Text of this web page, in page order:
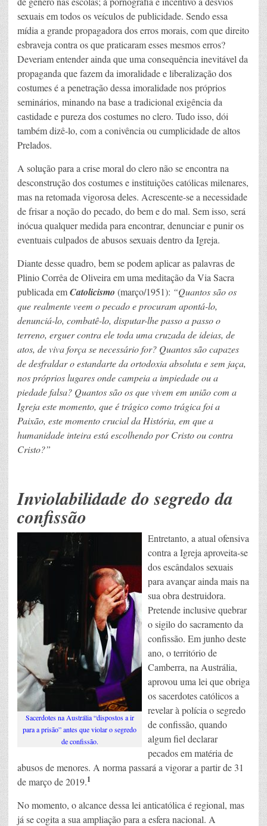
sexuais em todos os veículos de publicidade. Sendo essa
mídia a grande propagadora dos erros morais, com que direito
esbraveja contra os que praticaram esses mesmos erros?
Deveriam entender ainda que uma consequência inevitável da
propaganda que fazem da imoralidade e liberalização dos
costumes é a penetração dessa imoralidade nos próprios
seminários, minando na base a tradicional exigência da
castidade e pureza dos costumes no clero. Tudo isso, dói
também dizê-lo, com a conivência ou cumplicidade de altos
Prelados.
A solução para a crise moral do clero não se encontra na
desconstrução dos costumes e instituições católicas milenares,
mas na retomada vigorosa deles. Acrescente-se a necessidade
de frisar a noção do pecado, do bem e do mal. Sem isso, será
inócua qualquer medida para encontrar, denunciar e punir os
eventuais culpados de abusos sexuais dentro da Igreja.
Diante desse quadro, bem se podem aplicar as palavras de
Plinio Corrêa de Oliveira em uma meditação da Via Sacra
publicada emCatolicismo (março/1951): “Quantos são os
que realmente veem o pecado e procuram apontá-lo,
denunciá-lo, combatê-lo, disputar-lhe passo a passo o
terreno, erguer contra ele toda uma cruzada de ideias, de
atos, de viva força se necessário for? Quantos são capazes
de desfraldar o estandarte da ortodoxia absoluta e sem jaça,
nos próprios lugares onde campeia a impiedade ou a
piedade falsa? Quantos são os que vivem em união com a
Igreja este momento, que é trágico como trágica foi a
Paixão, este momento crucial da História, em que a
humanidade inteira está escolhendo por Cristo ou contra
Cristo?”
Inviolabilidade do segredo da
confissão
Sacerdotes na Austrália “dispostos a ir
para a prisão” antes que violar o segredo
de confissão.
Entretanto, a atual ofensiva
contra a Igreja aproveita-se
dos escândalos sexuais
para avançar ainda mais na
sua obra destruidora.
Pretende inclusive quebrar
o sigilo do sacramento da
confissão. Em junho deste
ano, o território de
Camberra, na Austrália,
aprovou uma lei que obriga
os sacerdotes católicos a
revelar à polícia o segredo
de confissão, quando
algum fiel declarar
pecados em matéria de
abusos de menores. A norma passará a vigorar a partir de 31
de março de 2019.1
No momento, o alcance dessa lei anticatólica é regional, mas
já se cogita a sua ampliação para a esfera nacional. A